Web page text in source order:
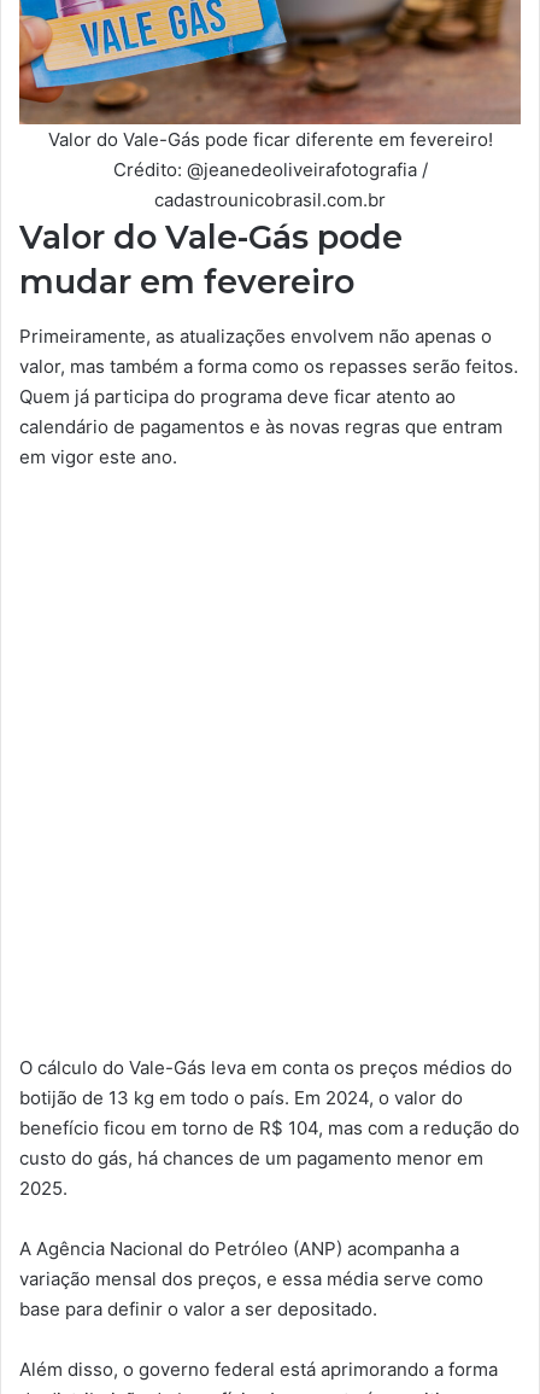
Valor do Vale-Gás pode ficar diferente em fevereiro!
Crédito: @jeanedeoliveirafotografia /
cadastrounicobrasil.com.br
Valor do Vale-Gás pode
mudar em fevereiro
Primeiramente, as atualizações envolvem não apenas o
valor, mas também a forma como os repasses serão feitos.
Quem já participa do programa deve ficar atento ao
calendário de pagamentos e às novas regras que entram
em vigor este ano.
O cálculo do Vale-Gás leva em conta os preços médios do
botijão de 13 kg em todo o país. Em 2024, o valor do
benefício ficou em torno de R$ 104, mas com a redução do
custo do gás, há chances de um pagamento menor em
2025.
A Agência Nacional do Petróleo (ANP) acompanha a
variação mensal dos preços, e essa média serve como
base para definir o valor a ser depositado.
Além disso, o governo federal está aprimorando a forma